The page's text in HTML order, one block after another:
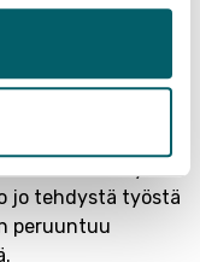
vastaavan
jo tehdystä työstä
peruuntuu